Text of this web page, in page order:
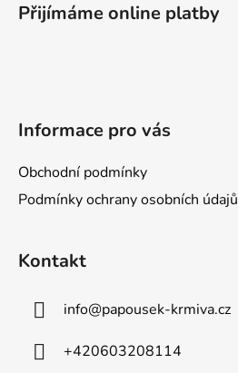
Přijímáme online platby
Informace pro vás
Obchodní podmínky
Podmínky ochrany osobních údajů
Kontakt
info@papousek-krmiva.cz
+420603208114